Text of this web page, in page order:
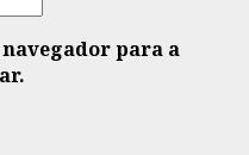
para a